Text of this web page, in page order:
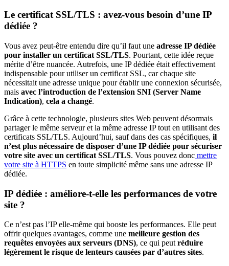
Le certificat SSL/TLS : avez-vous besoin d’une IP
dédiée ?
Vous avez peut-être entendu dire qu’il faut une adresse IP dédiée
pour installer un certificat SSL/TLS. Pourtant, cette idée reçue
mérite d’être nuancée. Autrefois, une IP dédiée était effectivement
indispensable pour utiliser un certificat SSL, car chaque site
nécessitait une adresse unique pour établir une connexion sécurisée,
mais avec l’introduction de l’extension SNI (Server Name
Indication), cela a changé.
Grâce à cette technologie, plusieurs sites Web peuvent désormais
partager le même serveur et la même adresse IP tout en utilisant des
certificats SSL/TLS. Aujourd’hui, sauf dans des cas spécifiques, il
n’est plus nécessaire de disposer d’une IP dédiée pour sécuriser
votre site avec un certificat SSL/TLS. Vous pouvez donc mettre
votre site à HTTPS en toute simplicité même sans une adresse IP
dédiée.
IP dédiée : améliore-t-elle les performances de votre
site ?
Ce n’est pas l’IP elle-même qui booste les performances. Elle peut
offrir quelques avantages, comme une meilleure gestion des
requêtes envoyées aux serveurs (DNS), ce qui peutréduire
légèrement le risque de lenteurs causées par d’autres sites.